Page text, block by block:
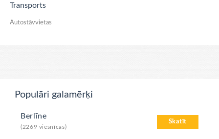
Transports
Autostāvvietas
Populāri galamērķi
Skatīt
Berlīne
(2269 viesnīcas)